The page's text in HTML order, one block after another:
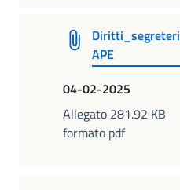
APE
04-02-2025
Allegato 281.92 KB
formato pdf